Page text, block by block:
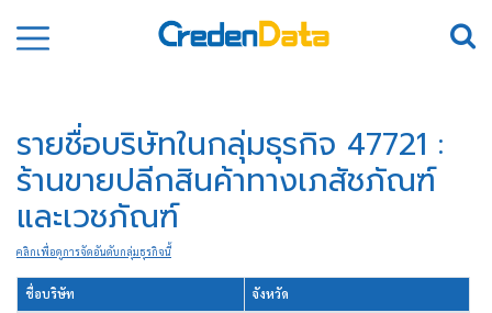
รายชื่อบริษัทในกลุ่มธุรกิจ 47721 :
ร้านขายปลีกสินค้าทางเภสัชภัณฑ์
และเวชภัณฑ์
คลิกเพื่อดูการจัดอันดับกลุ่มธุรกิจนี้
ชื่อบริษัท จังหวัด